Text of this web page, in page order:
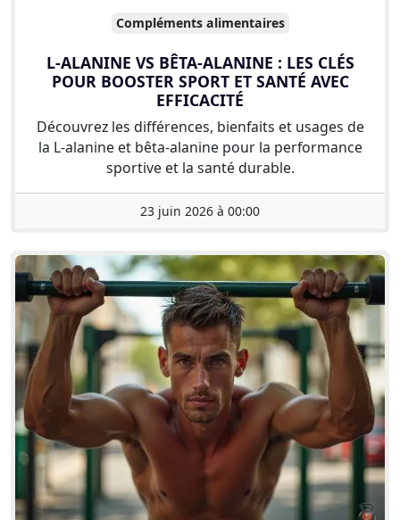
Compléments alimentaires
L-ALANINE VS BÊTA-ALANINE : LES CLÉS
POUR BOOSTER SPORT ET SANTÉ AVEC
EFFICACITÉ
Découvrez les différences, bienfaits et usages de
la L-alanine et bêta-alanine pour la performance
sportive et la santé durable.
23 juin 2026 à 00:00